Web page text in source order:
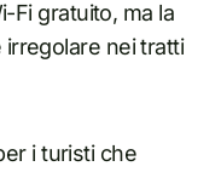
Fi gratuito, ma la
nei tratti
i turisti che